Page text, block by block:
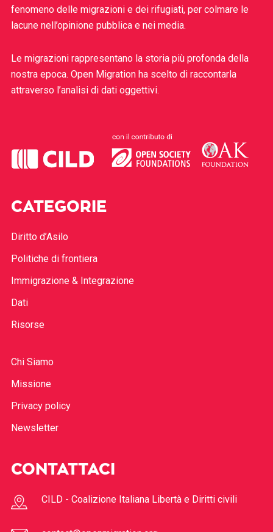
fenomeno delle migrazioni e dei rifugiati, per colmare le
lacune nell’opinione pubblica e nei media.
Le migrazioni rappresentano la storia più profonda della
nostra epoca. Open Migration ha scelto di raccontarla
attraverso l’analisi di dati oggettivi.
CATEGORIE
Diritto d’Asilo
Politiche di frontiera
Immigrazione & Integrazione
Dati
Risorse
Chi Siamo
Missione
Privacy policy
Newsletter
CONTATTACI
CILD - Coalizione Italiana Libertà e Diritti civili